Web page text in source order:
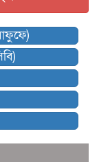
অভিনন্দন